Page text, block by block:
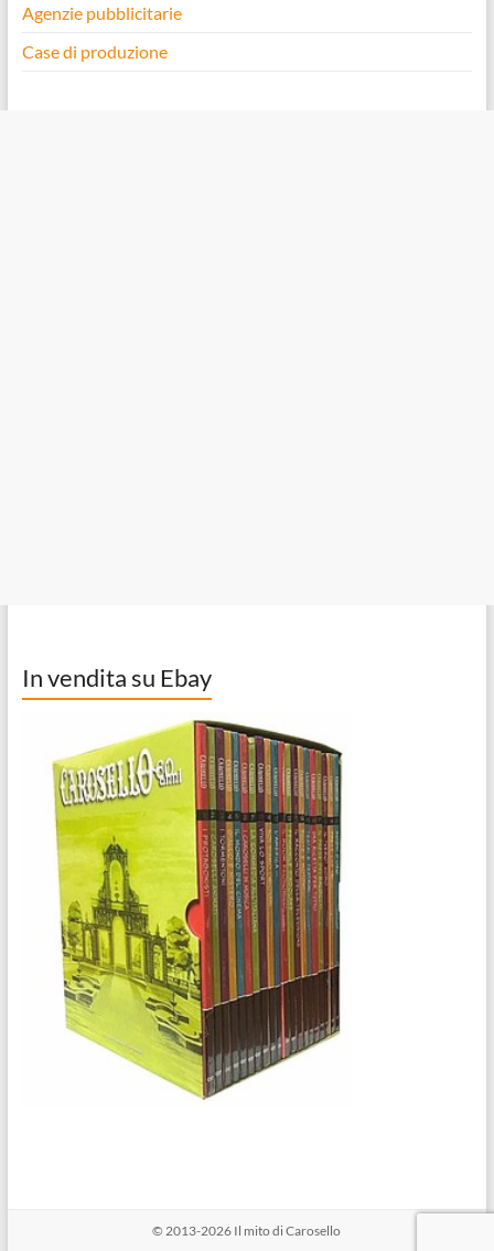
Agenzie pubblicitarie
Case di produzione
In vendita su Ebay
© 2013-2026 Il mito di Carosello